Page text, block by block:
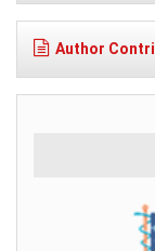
Author